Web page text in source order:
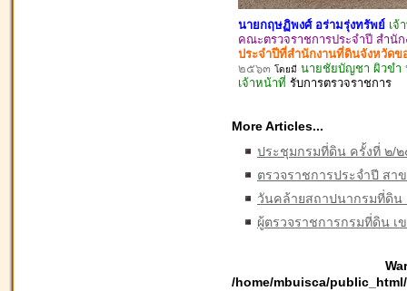
นายกฤษฏิพงศ์ อร่ามรุ่งทรัพย์ เจ้
คณะตรวจราชการประจำปี สำนั
ประจำปีที่สำนักงานที่ดินจังหวัด
๒๕๖๓ โดยมี นายชัยบัญชา ผิวขำ
เจ้าหน้าที่ รับการตรวจราชการ
More Articles...
ประชุมกรมที่ดิน ครั้งที่ ๒/
ตรวจราชการประจำปี สาข
วันคล้ายสถาปนากรมที่ดิน
ผู้ตรวจราชการกรมที่ดิน
/home/mbuisca/